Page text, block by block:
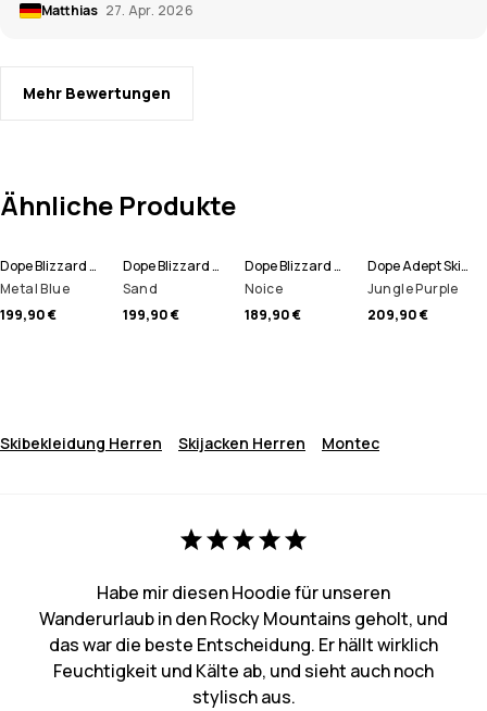
Matthias 27. Apr. 2026
Mehr Bewertungen
Ähnliche Produkte
Dope Blizzard Full Zip Skijacke Men
Metal Blue
199,90 €
Dope Blizzard Full Zip Skijacke Men
Sand
199,90 €
Dope Blizzard Skijacke Men
Noice
189,90 €
Dope Adept Skijacke Men
Jungle Purple
209,90 €
Skibekleidung Herren Skijacken Herren Montec
Habe mir diesen Hoodie für unseren
Wanderurlaub in den Rocky Mountains geholt, und
das war die beste Entscheidung. Er hällt wirklich
Feuchtigkeit und Kälte ab, und sieht auch noch
stylisch aus.